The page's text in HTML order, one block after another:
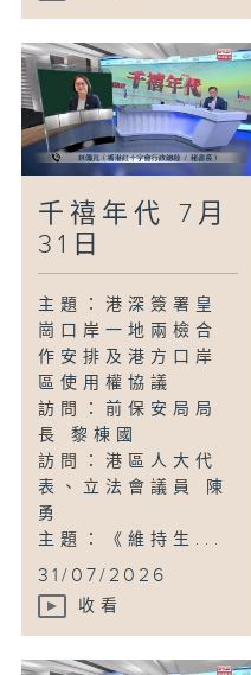
千禧年代 7月
31日
主題：港深簽署皇
崗口岸一地兩檢合
作安排及港方口岸
區使用權協議
訪問：前保安局局
長 黎棟國
訪問：港區人大代
表、立法會議員 陳
勇
主題：《維持生...
31/07/2026
收看